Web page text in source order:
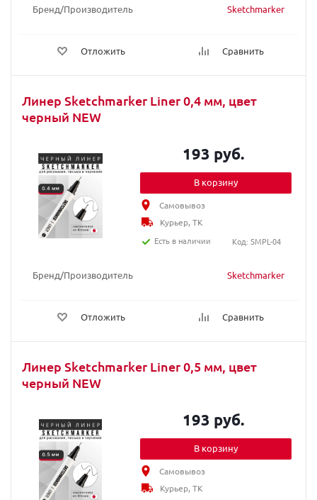
Бренд/Производитель Sketchmarker
Отложить Сравнить
Линер Sketchmarker Liner 0,4 мм, цвет
черный NEW
Бренд/Производитель Sketchmarker
Отложить Сравнить
193 руб.
В корзину
Самовывоз
Курьер, ТК
Есть в наличии
Код: SMPL-04
Линер Sketchmarker Liner 0,5 мм, цвет
черный NEW
193 руб.
В корзину
Самовывоз
Курьер, ТК